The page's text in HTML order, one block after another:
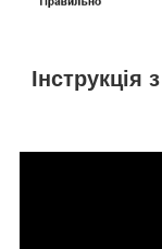
Інструкція